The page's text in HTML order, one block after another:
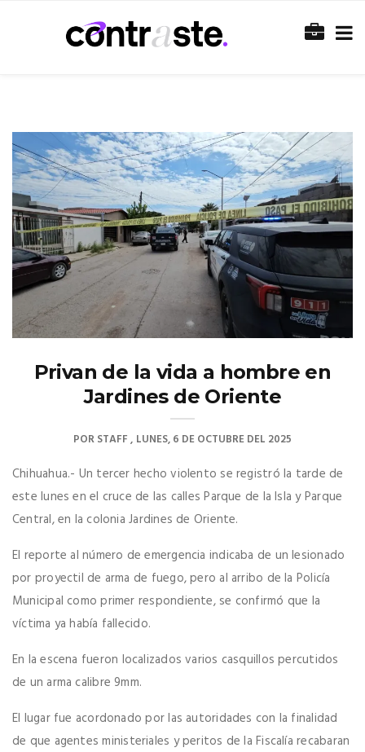
Privan de la vida a hombre en
Jardines de Oriente
PORSTAFF LUNES, 6 DE OCTUBRE DEL 2025
Chihuahua.- Un tercer hecho violento se registró la tarde de
este lunes en el cruce de las calles Parque de la Isla y Parque
Central, en la colonia Jardines de Oriente.
El reporte al número de emergencia indicaba de un lesionado
por proyectil de arma de fuego, pero al arribo de la Policía
Municipal como primer respondiente, se confirmó que la
víctima ya había fallecido.
En la escena fueron localizados varios casquillos percutidos
de un arma calibre 9mm.
El lugar fue acordonado por las autoridades con la finalidad
de que agentes ministeriales y peritos de la Fiscalía recabaran